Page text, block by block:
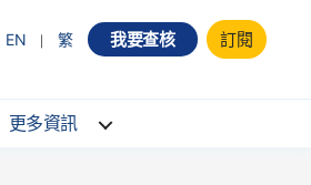
EN 繁 我要查核 訂閱
更多資訊